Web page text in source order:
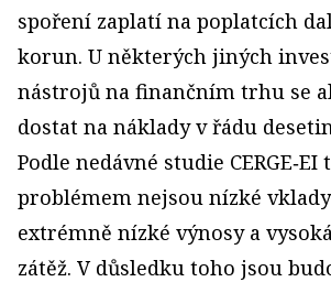
spoření zaplatí na poplatcích
korun. U některých jiných
nástrojů na finančním trhu se
dostat na náklady v řádu
Podle nedávné studie
problémem nejsou nízké
extrémně nízké výnosy a
zátěž. V důsledku toho jsou